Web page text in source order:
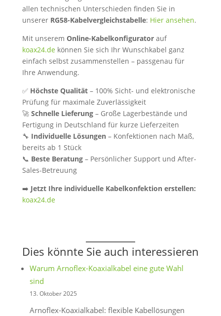
allen technischen Unterschieden finden Sie in
unserer RG58-Kabelvergleichstabelle: Hier ansehen.
Mit unserem Online-Kabelkonfiguratorauf
koax24.dekönnen Sie sich Ihr Wunschkabel ganz
einfach selbst zusammenstellen – passgenau für
Ihre Anwendung.
✅ Höchste Qualität– 100% Sicht- und elektronische
Prüfung für maximale Zuverlässigkeit
🚀 Schnelle Lieferung– Große Lagerbestände und
Fertigung in Deutschland für kurze Lieferzeiten
🔧 Individuelle Lösungen– Konfektionen nach Maß,
bereits ab 1 Stück
📞 Beste Beratung– Persönlicher Support und After-
Sales-Betreuung
➡️ Jetzt Ihre individuelle Kabelkonfektion erstellen:
koax24.de
Dies könnte Sie auch interessieren
Warum Arnoflex-Koaxialkabel eine gute Wahl
sind
13. Oktober 2025
Arnoflex-Koaxialkabel: flexible Kabellösungen